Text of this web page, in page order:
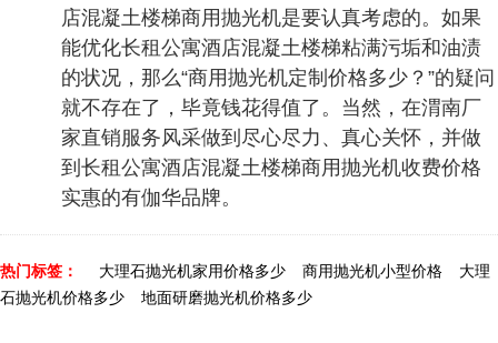
店混凝土楼梯商用抛光机是要认真考虑的。如果
能优化长租公寓酒店混凝土楼梯粘满污垢和油渍
的状况，那么“商用抛光机定制价格多少？”的疑问
就不存在了，毕竟钱花得值了。当然，在渭南厂
家直销服务风采做到尽心尽力、真心关怀，并做
到长租公寓酒店混凝土楼梯商用抛光机收费价格
实惠的有伽华品牌。
热门标签： 大理石抛光机家用价格多少 商用抛光机小型价格
大理
石抛光机价格多少
地面研磨抛光机价格多少